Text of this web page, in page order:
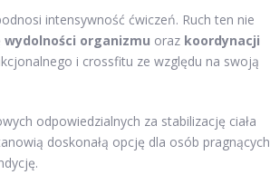
intensywność ćwiczeń. Ruch ten nie
wydolności organizmu oraz koordynacji
i crossfitu ze względu na swoją
odpowiedzialnych za stabilizację ciała
doskonałą opcję dla osób pragnących